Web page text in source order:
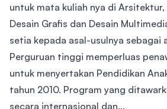
untuk mata kuliah nya di
Desain Grafis dan Desain
setia kepada asal-usulnya sebagai
Perguruan tinggi memperluas
untuk menyertakan Pendidikan
tahun 2010. Program yang
secara internasional dan...